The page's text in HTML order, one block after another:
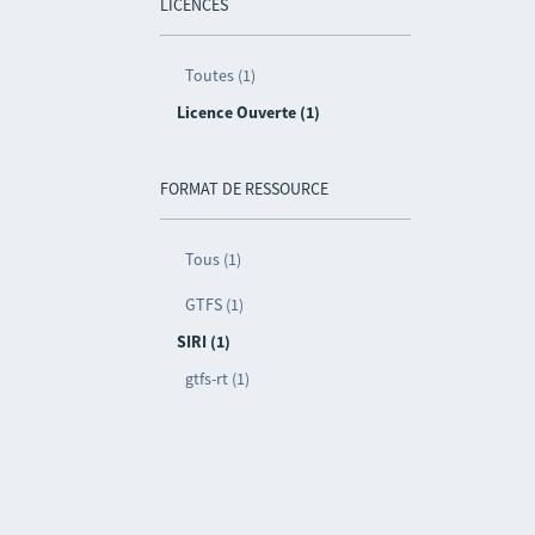
LICENCES
Toutes (1)
Licence Ouverte (1)
FORMAT DE RESSOURCE
Tous (1)
GTFS (1)
SIRI (1)
gtfs-rt (1)